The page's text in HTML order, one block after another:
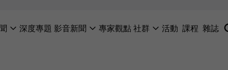
深度專題 影音新聞 專家觀點社群 活動 課程 雜誌